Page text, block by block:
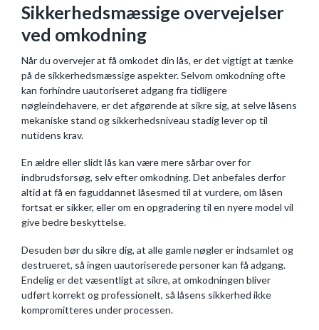
Sikkerhedsmæssige overvejelser
ved omkodning
Når du overvejer at få omkodet din lås, er det vigtigt at tænke
på de sikkerhedsmæssige aspekter. Selvom omkodning ofte
kan forhindre uautoriseret adgang fra tidligere
nøgleindehavere, er det afgørende at sikre sig, at selve låsens
mekaniske stand og sikkerhedsniveau stadig lever op til
nutidens krav.
En ældre eller slidt lås kan være mere sårbar over for
indbrudsforsøg, selv efter omkodning. Det anbefales derfor
altid at få en faguddannet låsesmed til at vurdere, om låsen
fortsat er sikker, eller om en opgradering til en nyere model vil
give bedre beskyttelse.
Desuden bør du sikre dig, at alle gamle nøgler er indsamlet og
destrueret, så ingen uautoriserede personer kan få adgang.
Endelig er det væsentligt at sikre, at omkodningen bliver
udført korrekt og professionelt, så låsens sikkerhed ikke
kompromitteres under processen.